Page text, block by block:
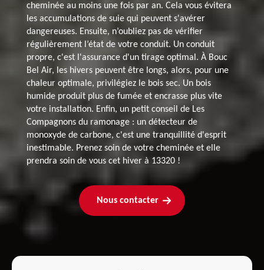
cheminée au moins une fois par an. Cela vous évitera
les accumulations de suie qui peuvent s'avérer
dangereuses. Ensuite, n’oubliez pas de vérifier
régulièrement l’état de votre conduit. Un conduit
propre, c'est l'assurance d'un tirage optimal. À Bouc
Bel Air, les hivers peuvent être longs, alors, pour une
chaleur optimale, privilégiez le bois sec. Un bois
humide produit plus de fumée et encrasse plus vite
votre installation. Enfin, un petit conseil de Les
Compagnons du ramonage : un détecteur de
monoxyde de carbone, c'est une tranquillité d'esprit
inestimable. Prenez soin de votre cheminée et elle
prendra soin de vous cet hiver à 13320 !
Nous contacter